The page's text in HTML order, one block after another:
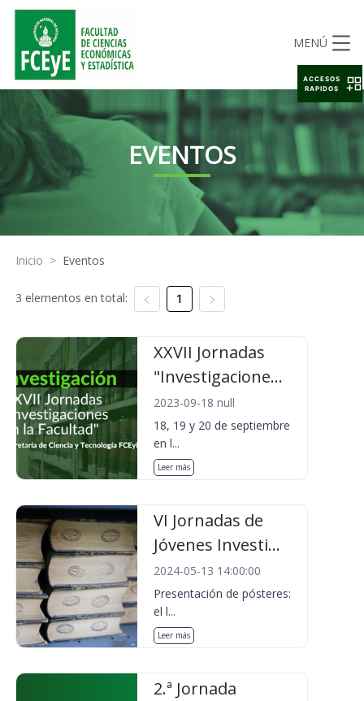
MENÚ
EVENTOS
Inicio > Eventos
3 elementos en total: 1
XXVII Jornadas
"Investigacione...
2023-09-18 null
18, 19 y 20 de septiembre
en l...
Leer más
VI Jornadas de
Jóvenes Investi...
2024-05-13 14:00:00
Presentación de pósteres:
el l...
Leer más
2.ª Jornada
ACCESOS
RAPIDOS